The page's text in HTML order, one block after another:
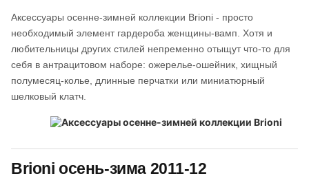
Аксессуары осенне-зимней коллекции Brioni - просто
необходимый элемент гардероба женщины-вамп. Хотя и
любительницы других стилей непременно отыщут что-то для
себя в антрацитовом наборе: ожерелье-ошейник, хищный
полумесяц-колье, длинные перчатки или миниатюрный
шелковый клатч.
Brioni осень-зима 2011-12